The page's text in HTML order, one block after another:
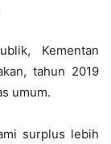
Kementan
tahun 2019
umum.
surplus lebih